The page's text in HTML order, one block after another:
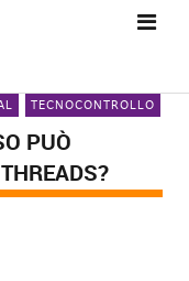
TECNOCONTROLLO
PUÒ